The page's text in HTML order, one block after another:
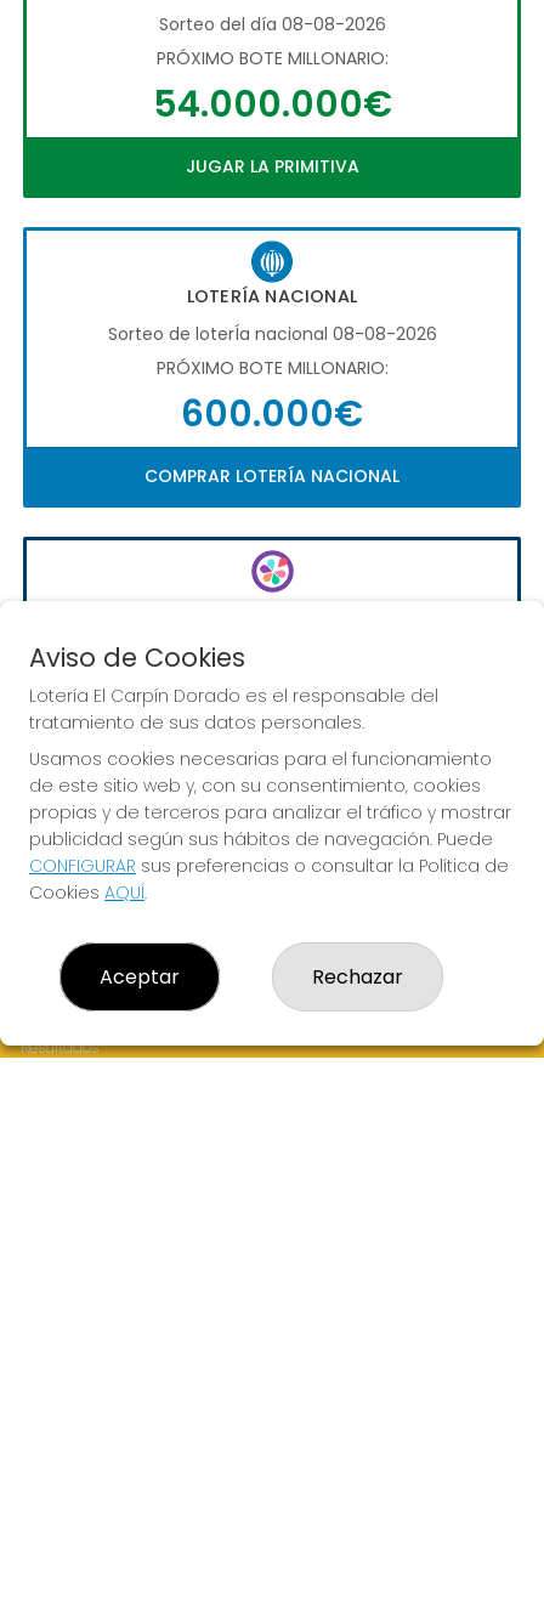
Sorteo del día 08-08-2026
PRÓXIMO BOTE MILLONARIO:
54.000.000€
JUGAR LA PRIMITIVA
LOTERÍA NACIONAL
Sorteo de loterÍa nacional 08-08-2026
PRÓXIMO BOTE MILLONARIO:
600.000€
COMPRAR LOTERÍA NACIONAL
Sorteo del día 10-08-2026
20.000€
JUGAR EURODREAMS
LOTERÍA EL CARPÍN DORADO
¿Quiénes somos?
Resultados
Aviso de Cookies
Lotería El Carpín Dorado es el responsable del
tratamiento de sus datos personales.
Usamos cookies necesarias para el funcionamiento
de este sitio web y, con su consentimiento, cookies
propias y de terceros para analizar el tráfico y mostrar
publicidad según sus hábitos de navegación. Puede
CONFIGURAR sus preferencias o consultar la Política de
Cookies AQUÍ.
Aceptar Rechazar